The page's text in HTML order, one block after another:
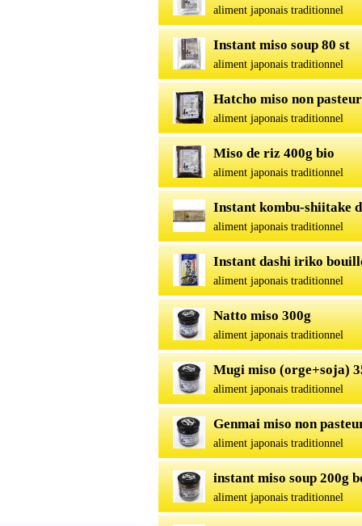
aliment japonais traditionnel
Instant miso soup 80 st
aliment japonais traditionnel
Hatcho miso non
aliment japonais traditionnel
Miso de riz 400g bio
aliment japonais traditionnel
Instant kombu-shiitake
aliment japonais traditionnel
Instant dashi iriko
aliment japonais traditionnel
Natto miso 300g
aliment japonais traditionnel
Mugi miso (orge+soja)
aliment japonais traditionnel
Genmai miso non
aliment japonais traditionnel
instant miso soup 200g
aliment japonais traditionnel